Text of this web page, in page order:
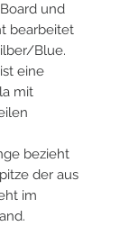
und
bearbeitet
Blue.
eine
mit
bezieht
der aus
im